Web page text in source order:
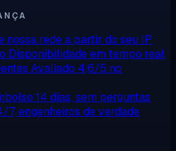
nossa rede a partir do seu IP
Disponibilidade em tempo real
Avaliado 4,6/5 no
14 dias, sem perguntas
7, engenheiros de verdade